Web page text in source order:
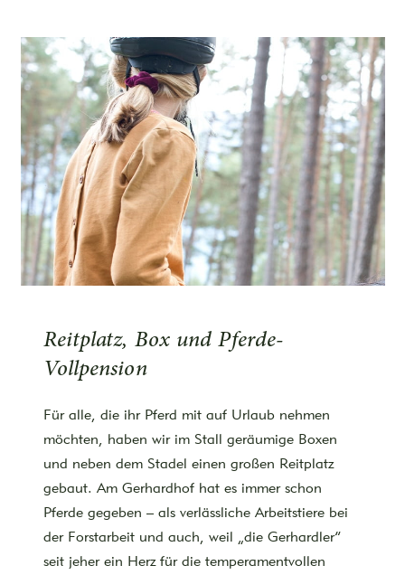
Reitplatz, Box und Pferde-
Vollpension
Für alle, die ihr Pferd mit auf Urlaub nehmen
möchten, haben wir im Stall geräumige Boxen
und neben dem Stadel einen großen Reitplatz
gebaut. Am Gerhardhof hat es immer schon
Pferde gegeben – als verlässliche Arbeitstiere bei
der Forstarbeit und auch, weil „die Gerhardler“
seit jeher ein Herz für die temperamentvollen